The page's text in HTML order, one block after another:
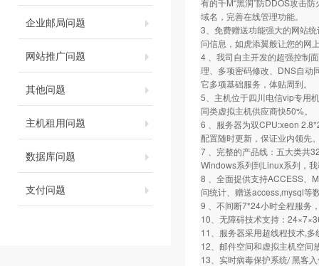
企业邮局问题
网站推广问题
其他问题
主机租用问题
数据库问题
支付问题
有的千M“黑洞”防DDOS攻击
域名，完善在线管理功能。
3、免费赠送功能强大的网站
问信息，如虎添翼般让您的网
4 、我司自主开发的超强控制
理、多项密码修改、DNS自动
它多项基础服务，体贴周到。
5、主机位于四川电信vip专用
同类虚拟主机供应商快50%。
6 、服务器为双CPU:xeon
配置随时更新，保证业内领先
7 、完整的产品线：五大类共
Windows系列到Linux系列，
8 、全面提供支持ACCESS、
问统计、赠送access,mysql等
9 、不间断7*24小时全程服务
10、无障碍技术支持：
11、服务器采用超线程技术,
12、邮件空间和虚拟主机空间
13、实时病毒保护系统/ 黑客